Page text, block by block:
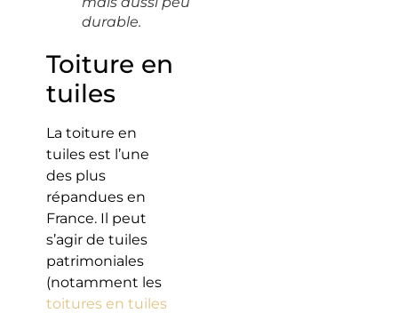
durable.
Toiture en
tuiles
La toiture en
tuiles est l’une
des plus
répandues en
France. Il peut
s’agir de tuiles
patrimoniales
(notamment les
toitures en tuiles